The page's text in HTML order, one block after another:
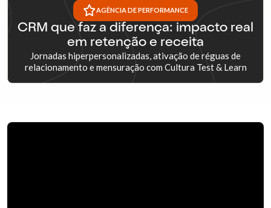
AGÊNCIA DE PERFORMANCE
CRM que faz a diferença: impacto real
em retenção e receita
Jornadas hiperpersonalizadas, ativação de réguas de
relacionamento e mensuração com Cultura Test & Learn